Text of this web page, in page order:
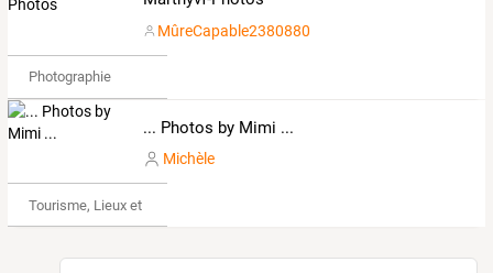
MûreCapable2380880
Photographie
... Photos by Mimi ...
Michèle
Tourisme, Lieux et Événements